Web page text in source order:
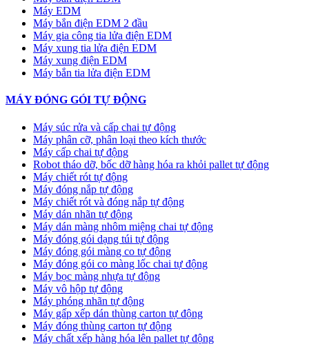
Máy EDM
Máy bắn điện EDM 2 đầu
Máy gia công tia lửa điện EDM
Máy xung tia lửa điện EDM
Máy xung điện EDM
Máy bắn tia lửa điện EDM
MÁY ĐÓNG GÓI TỰ ĐỘNG
Máy súc rửa và cấp chai tự động
Máy phân cỡ, phân loại theo kích thước
Máy cấp chai tự động
Robot tháo dỡ, bốc dỡ hàng hóa ra khỏi pallet tự động
Máy chiết rót tự động
Máy đóng nắp tự động
Máy chiết rót và đóng nắp tự động
Máy dán nhãn tự động
Máy dán màng nhôm miệng chai tự động
Máy đóng gói dạng túi tự động
Máy đóng gói màng co tự động
Máy đóng gói co màng lốc chai tự động
Máy bọc màng nhựa tự động
Máy vô hộp tự động
Máy phóng nhãn tự động
Máy gấp xếp dán thùng carton tự động
Máy đóng thùng carton tự động
Máy chất xếp hàng hóa lên pallet tự động